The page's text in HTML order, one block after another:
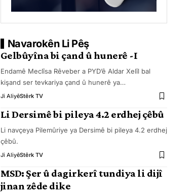
Navarokên Li Pêş
Gelbûyîna bi çand û hunerê -I
Endamê Meclîsa Rêveber a PYD’ê Aldar Xelîl bal
kişand ser tevkariya çand û hunerê ya…
Ji AliyêStêrk TV
Li Dersimê bi pileya 4.2 erdhej çêbû
Li navçeya Pilemûriye ya Dersimê bi pileya 4.2 erdhej
çêbû.
Ji AliyêStêrk TV
MSD: Şer û dagirkerî tundiya li dijî
jinan zêde dike